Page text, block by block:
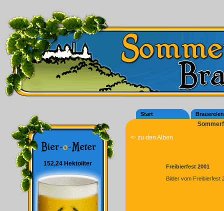
152,24 Hektoliter
Start Brauereien
<- zu den Alben
Freibierfest 2001
Bilder vom Freibierfest